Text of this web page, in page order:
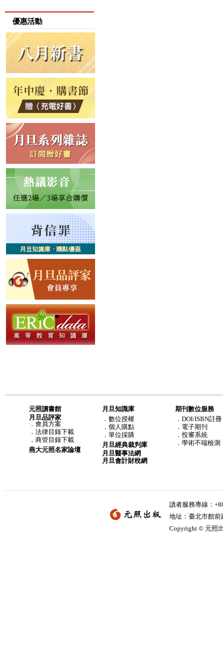
優惠活動
元照讀書館
月旦品評家
． 會員方案
． 法律目錄下載
． 商管目錄下載
燕大元照名家論壇
月旦知識庫
． 數位授權
． 個人購點
． 單位採購
月旦經典裁判庫
月旦醫事法網
月旦會計財稅網
期刊數位服務
．DOI/ISBN註冊
．電子期刊
．投審系統
．學術不端檢測
讀者服務專線：
地址：臺北市館
Copyright © 元照